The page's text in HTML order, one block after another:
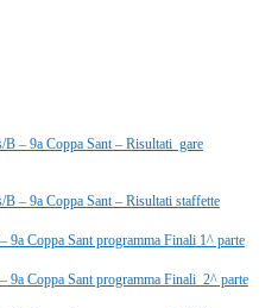
– 9a Coppa Sant – Risultati gare
– 9a Coppa Sant – Risultati staffette
9a Coppa Sant programma Finali 1^ parte
9a Coppa Sant programma Finali 2^ parte